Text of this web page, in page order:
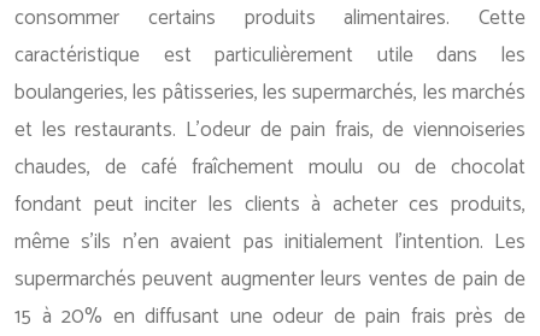
consommer certains produits alimentaires. Cette
caractéristique est particulièrement utile dans les
boulangeries, les pâtisseries, les supermarchés, les marchés
et les restaurants. L’odeur de pain frais, de viennoiseries
chaudes, de café fraîchement moulu ou de chocolat
fondant peut inciter les clients à acheter ces produits,
même s’ils n’en avaient pas initialement l’intention. Les
supermarchés peuvent augmenter leurs ventes de pain de
15 à 20% en diffusant une odeur de pain frais près de